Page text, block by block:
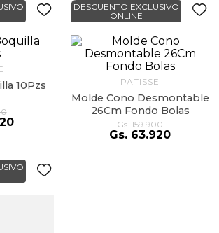
10Pzs
DESCUENTO EXCLUSIVO
ONLINE
PATISSE
Molde Cono Desmontable
26Cm Fondo Bolas
Gs. 159.900
Gs. 63.920